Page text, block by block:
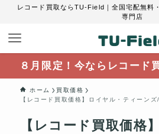
レコード買取ならTU-Field｜全国宅配無料
専門店
８月限定！今ならレコード
ホーム
買取価格
【レコード買取価格